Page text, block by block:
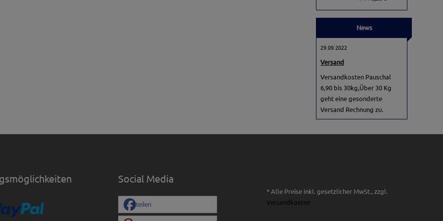
News
29.09.2022
Versand
Versandkosten Pauschal
6,90 bis 30kg,Über 30 Kg
geht eine gesonderte
Versand Rechnung zu.
Social Media
teilen
* Alle Preise inkl. gesetzlicher MwSt., zzgl.
Versandkosten